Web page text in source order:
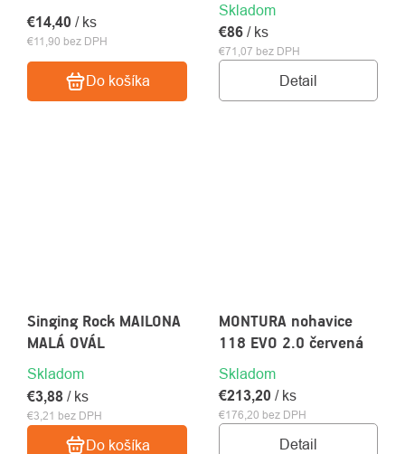
€11,90 bez DPH
€14,40 / ks
Do košíka
Skladom
€71,07 bez DPH
€86 / ks
Detail
Singing Rock MAILONA
MALÁ OVÁL
Skladom
€3,21 bez DPH
€3,88 / ks
Do košíka
MONTURA nohavice
118 EVO 2.0 červená
Skladom
€176,20 bez DPH
€213,20 / ks
Detail